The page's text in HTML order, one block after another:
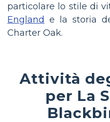
particolare lo stile di
England e la storia
Charter Oak.
Attività
per La